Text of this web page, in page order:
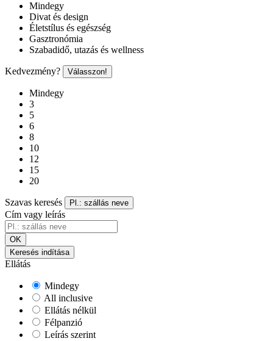
Mindegy
Divat és design
Életstílus és egészség
Gasztronómia
Szabadidő, utazás és wellness
Kedvezmény? Válasszon!
Mindegy
3
5
6
8
10
12
15
20
Szavas keresés Pl.: szállás neve
Cím vagy leírás
OK
Keresés indítása
Ellátás
Mindegy
All inclusive
Ellátás nélkül
Félpanzió
Leírás szerint